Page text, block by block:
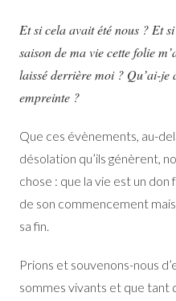
Et si cela avait été nous ? Et
saison de ma vie cette folie
laissé derrière moi ? Qu’ai-je
empreinte ?
Que ces évènements, au-
désolation qu’ils génèrent,
chose : que la vie est un
de son commencement
sa fin.
Prions et souvenons-nous
sommes vivants et que tant